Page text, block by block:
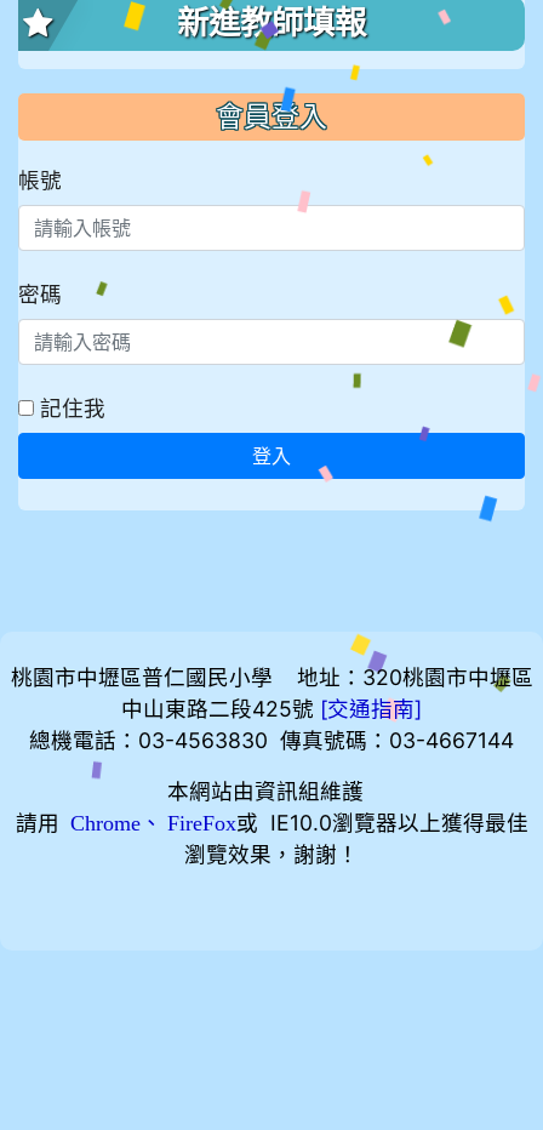
新進教師填報
會員登入
帳號
密碼
記住我
登入
桃園市中壢區普仁國民小學 地址：320桃園市中壢區
中山東路二段425號 [交通指南]
總機電話：03-4563830 傳真號碼：03-4667144
本網站由資訊組維護
請用
Chrome、 FireFox或 IE10.0瀏覽器以上獲得最佳
瀏覽效果，謝謝！